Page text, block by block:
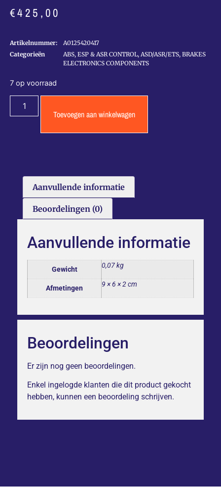
€425,00
Artikelnummer:
A0125420417
Categorieën
ABS, ESP & ASR CONTROL, ASD/ASR/ETS, BRAKES
ELECTRONICS COMPONENTS
7 op voorraad
Toevoegen aan winkelwagen
Aanvullende informatie
Beoordelingen (0)
Aanvullende informatie
Gewicht 0,07 kg
Afmetingen 9 × 6 × 2 cm
Beoordelingen
Er zijn nog geen beoordelingen.
Enkel ingelogde klanten die dit product gekocht
hebben, kunnen een beoordeling schrijven.